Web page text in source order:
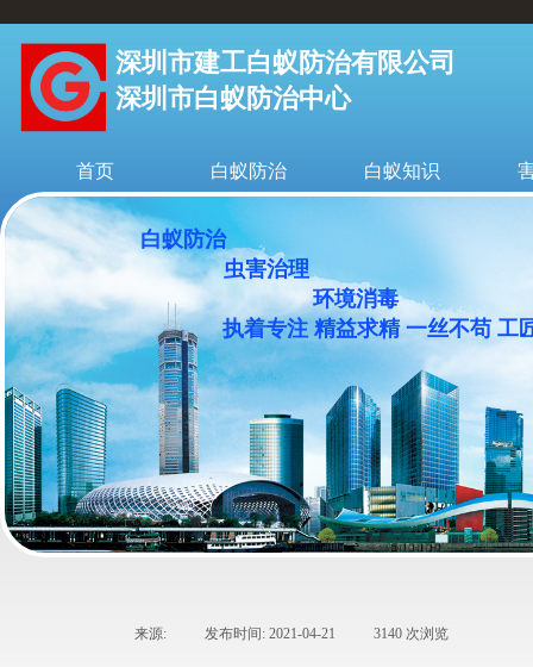
首页 白蚁防治 白蚁知识
深圳市建工白蚁防治有限公司
深圳市白蚁防治中心
白蚁防治
虫害治理
环境消毒
执着专注 精益求精 一丝不苟 工
来源: 发布时间: 2021-04-21 3140 次浏览